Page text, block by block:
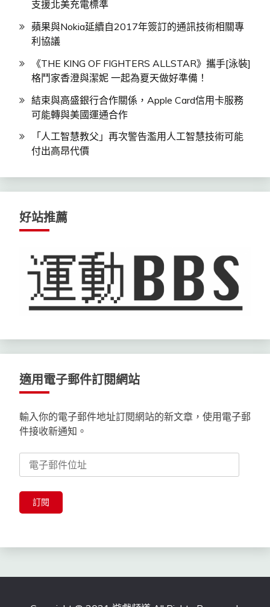
支援北美充電標準
蘋果與Nokia延續自2017年簽訂的通訊技術相關專
利協議
《THE KING OF FIGHTERS ALLSTAR》攜手[泳裝]
格鬥家香澄與潔妮 一起為夏天做好準備！
結束與高盛銀行合作關係，Apple Card信用卡服務
可能轉與美國運通合作
「人工智慧教父」再次警告濫用人工智慧技術可能
付出高昂代價
好站推薦
適用電子郵件訂閱網站
輸入你的電子郵件地址訂閱網站的新文章，使用電子郵
件接收新通知。
子
郵
位
訂閱